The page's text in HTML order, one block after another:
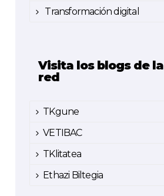
Transformación digital
Visita los blogs de la
red
TKgune
VETIBAC
TKlitatea
Ethazi Biltegia